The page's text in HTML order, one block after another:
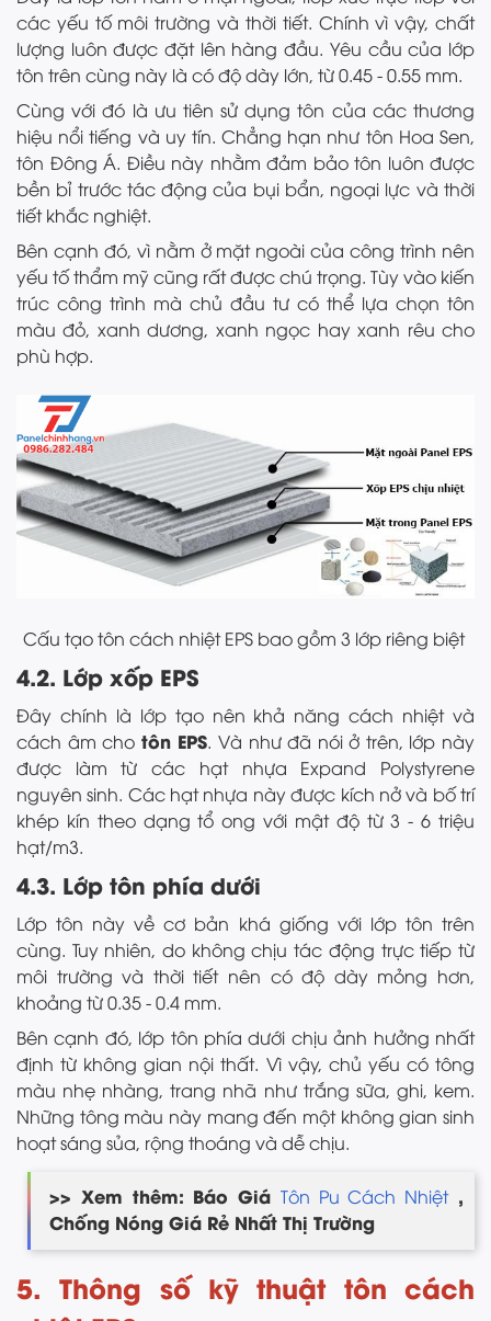
các yếu tố môi trường và thời tiết. Chính vì vậy, chất
lượng luôn được đặt lên hàng đầu. Yêu cầu của lớp
tôn trên cùng này là có độ dày lớn, từ 0.45 - 0.55 mm.
Cùng với đó là ưu tiên sử dụng tôn của các thương
hiệu nổi tiếng và uy tín. Chẳng hạn như tôn Hoa Sen,
tôn Đông Á. Điều này nhằm đảm bảo tôn luôn được
bền bỉ trước tác động của bụi bẩn, ngoại lực và thời
tiết khắc nghiệt.
Bên cạnh đó, vì nằm ở mặt ngoài của công trình nên
yếu tố thẩm mỹ cũng rất được chú trọng. Tùy vào kiến
trúc công trình mà chủ đầu tư có thể lựa chọn tôn
màu đỏ, xanh dương, xanh ngọc hay xanh rêu cho
phù hợp.
Cấu tạo tôn cách nhiệt EPS bao gồm 3 lớp riêng biệt
4.2. Lớp xốp EPS
Đây chính là lớp tạo nên khả năng cách nhiệt và
cách âm cho tôn EPS. Và như đã nói ở trên, lớp này
được làm từ các hạt nhựa Expand Polystyrene
nguyên sinh. Các hạt nhựa này được kích nở và bố trí
khép kín theo dạng tổ ong với mật độ từ 3 - 6 triệu
hạt/m3.
4.3. Lớp tôn phía dưới
Lớp tôn này về cơ bản khá giống với lớp tôn trên
cùng. Tuy nhiên, do không chịu tác động trực tiếp từ
môi trường và thời tiết nên có độ dày mỏng hơn,
khoảng từ 0.35 - 0.4 mm.
Bên cạnh đó, lớp tôn phía dưới chịu ảnh hưởng nhất
định từ không gian nội thất. Vì vậy, chủ yếu có tông
màu nhẹ nhàng, trang nhã như trắng sữa, ghi, kem.
Những tông màu này mang đến một không gian sinh
hoạt sáng sủa, rộng thoáng và dễ chịu.
>> Xem thêm: Báo Giá Tôn Pu Cách Nhiệt,
Chống Nóng Giá Rẻ Nhất Thị Trường
5. Thông số kỹ thuật tôn cách